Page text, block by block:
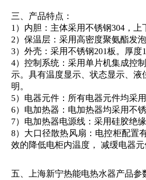
三、产品特点：
1）内胆：主体采用不锈钢304，上
2）保温层：采用高密度聚氨酯发
3）外壳：采用不锈钢201板。厚度
4）控制系统：采用单片机集成控
示。具有温度显示、状态显示、
明。
5）电器元件：所有电器元件均采
6）电加热器：电加热器均采用不
7）电加热器电源线：采用硅胶绝
8）大口径散热风扇：电控柜配置
效的降低电柜内温度， 减缓电器元
五、上海新宁热能电热水器产品参